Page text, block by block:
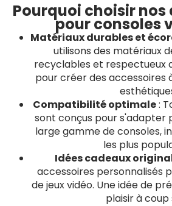
Pourquoi choisir nos
pour consoles
Matériaux durables et
utilisons des matériaux
recyclables et respectueux
pour créer des accessoires
Compatibilité optimale:
sont conçus pour s'adapter
large gamme de consoles,
les plus
Idées cadeaux
accessoires personnalisés
de jeux vidéo. Une idée de
plaisir à coup